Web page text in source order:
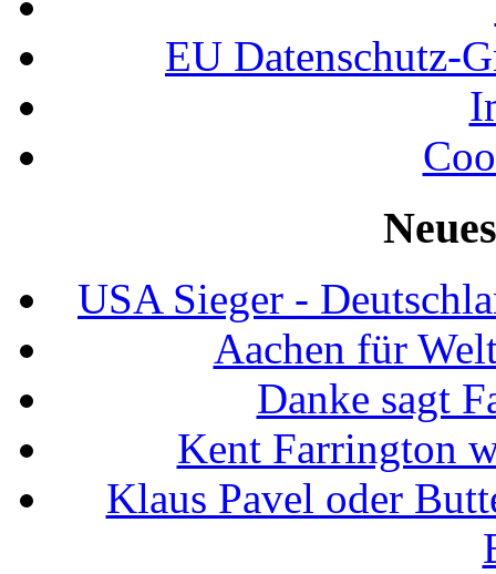
EU Datenschutz-
USA Sieger -
Aachen für
Danke sagt
Kent Farrington
Klaus Pavel oder